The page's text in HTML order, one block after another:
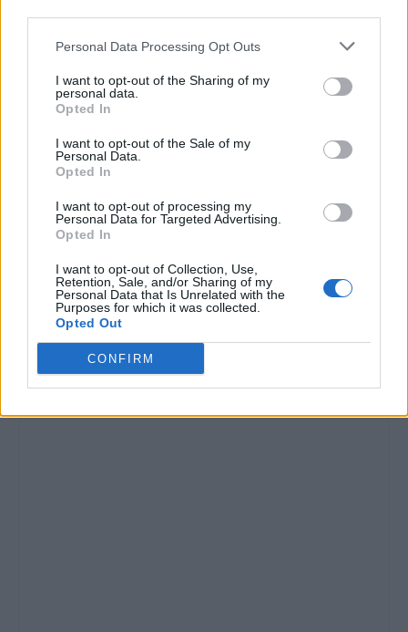
Personal Data Processing Opt Outs
I want to opt-out of the Sharing of my
personal data.
Opted In
I want to opt-out of the Sale of my
Personal Data.
Opted In
I want to opt-out of processing my
Personal Data for Targeted Advertising.
Opted In
I want to opt-out of Collection, Use,
Retention, Sale, and/or Sharing of my
Personal Data that Is Unrelated with the
Purposes for which it was collected.
Opted Out
CONFIRM